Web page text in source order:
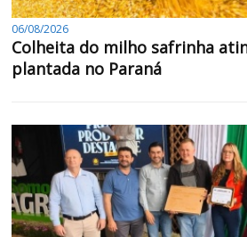
06/08/2026
Colheita do milho safrinha
plantada no Paraná